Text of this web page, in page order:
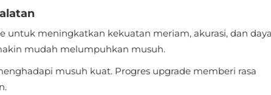
untuk meningkatkan kekuatan meriam, akurasi, dan
mudah melumpuhkan musuh.
musuh kuat. Progres upgrade memberi rasa